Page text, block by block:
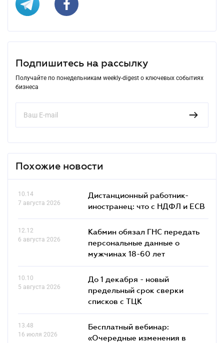
Подпишитесь на рассылку
Получайте по понедельникам weekly-digest о ключевых событиях
бизнеса
Похожие новости
10.14
7 августа 2026
Дистанционный работник-
иностранец: что с НДФЛ и ЕСВ
12.12
6 августа 2026
Кабмин обязал ГНС передать
персональные данные о
мужчинах 18-60 лет
10.10
5 августа 2026
До 1 декабря - новый
предельный срок сверки
списков c ТЦК
13.48
16 июля 2026
Бесплатный вебинар:
«Очередные изменения в